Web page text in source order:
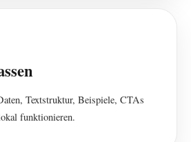
Textstruktur, Beispiele, CTAs
funktionieren.